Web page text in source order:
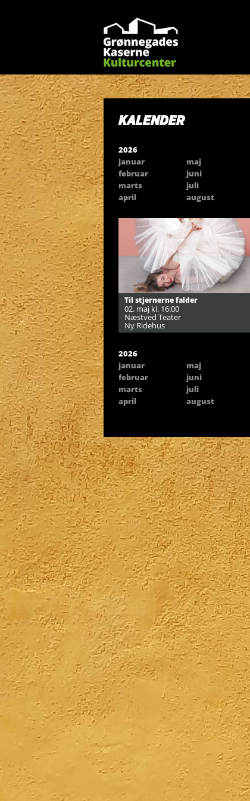
KALENDER
2026
januar
maj
februar
juni
marts
juli
april
august
Til stjernerne falder
02. maj kl. 16:00
Næstved Teater
Ny Ridehus
2026
januar
maj
februar
juni
marts
juli
april
august